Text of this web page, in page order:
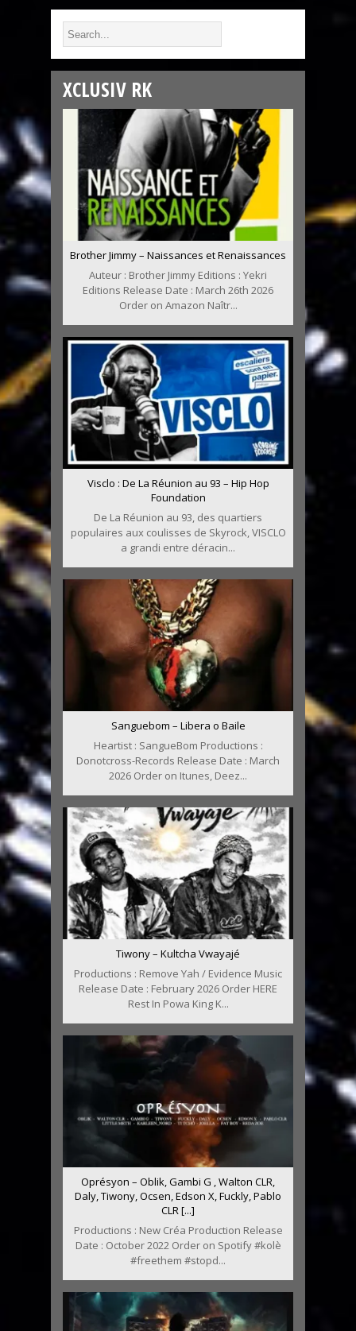
XCLUSIV RK
Brother Jimmy – Naissances et Renaissances
Auteur : Brother Jimmy Editions : Yekri
Editions Release Date : March 26th 2026
Order on Amazon Naîtr...
Visclo : De La Réunion au 93 – Hip Hop
Foundation
De La Réunion au 93, des quartiers
populaires aux coulisses de Skyrock, VISCLO
a grandi entre déracin...
Sanguebom – Libera o Baile
Heartist : SangueBom Productions :
Donotcross-Records Release Date : March
2026 Order on Itunes, Deez...
Tiwony – Kultcha Vwayajé
Productions : Remove Yah / Evidence Music
Release Date : February 2026 Order HERE
Rest In Powa King K...
Oprésyon – Oblik, Gambi G , Walton CLR,
Daly, Tiwony, Ocsen, Edson X, Fuckly, Pablo
CLR [...]
Productions : New Créa Production Release
Date : October 2022 Order on Spotify #kolè
#freethem #stopd...